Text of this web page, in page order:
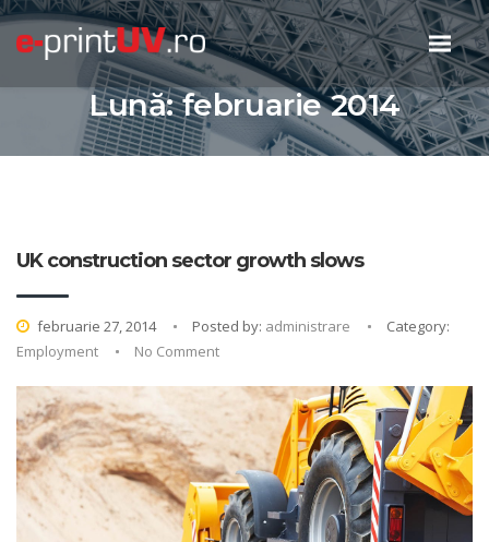
Lună:februarie 2014
UK construction sector growth slows
februarie 27, 2014 Posted by: administrare
Category:
Employment
No Comment